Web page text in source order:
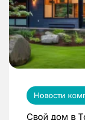
Новости
Свой дом в